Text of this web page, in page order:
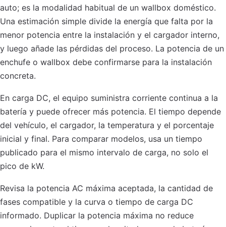
auto; es la modalidad habitual de un wallbox doméstico.
Una estimación simple divide la energía que falta por la
menor potencia entre la instalación y el cargador interno,
y luego añade las pérdidas del proceso. La potencia de un
enchufe o wallbox debe confirmarse para la instalación
concreta.
En carga DC, el equipo suministra corriente continua a la
batería y puede ofrecer más potencia. El tiempo depende
del vehículo, el cargador, la temperatura y el porcentaje
inicial y final. Para comparar modelos, usa un tiempo
publicado para el mismo intervalo de carga, no solo el
pico de kW.
Revisa la potencia AC máxima aceptada, la cantidad de
fases compatible y la curva o tiempo de carga DC
informado. Duplicar la potencia máxima no reduce